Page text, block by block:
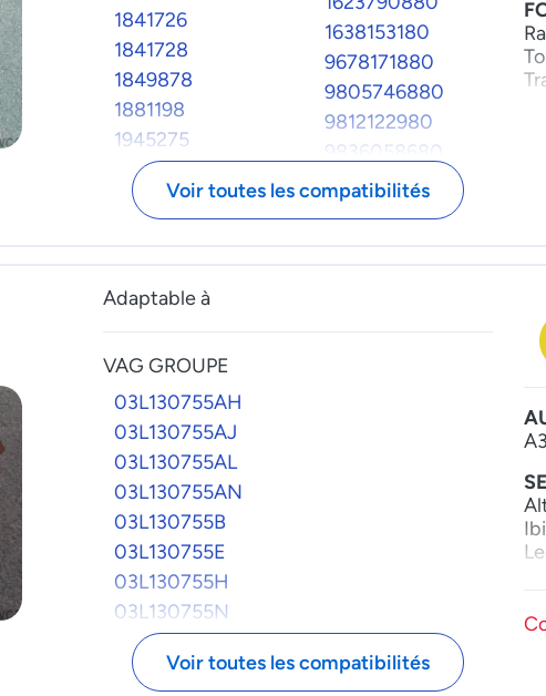
1841726
1841728
1849878
1881198
1945275
2086842
2146138
2464828
BK2Q9B395AD
BK2Q9B395BA
BK2Q9B395BD
BK2Q9B395CC
BK3Q9B395AD
BK3Q9B395CD
FB3Q9358AA
FB3Q9B395AE
FB3Q9B395BC
FB3Q9B935BC
LAND_ROVER
1638153180
9678171880
9805746880
9812122980
9836058680
Voir toutes les compatibilités
Adaptable à
VAG GROUPE
03L130755AH
03L130755AJ
03L130755AL
03L130755AN
03L130755B
03L130755E
03L130755H
03L130755N
03L130851MX
Voir toutes les compatibilités